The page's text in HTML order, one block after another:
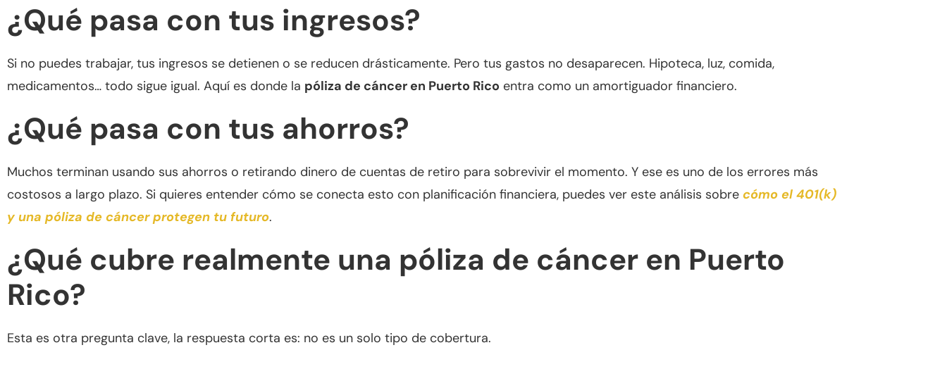
¿Qué pasa con tus ingresos?
Si no puedes trabajar, tus ingresos se detienen o se reducen drásticamente. Pero tus gastos no desaparecen. Hipoteca, luz, comida,
medicamentos… todo sigue igual. Aquí es donde la póliza de cáncer en Puerto Rico entra como un amortiguador financiero.
¿Qué pasa con tus ahorros?
Muchos terminan usando sus ahorros o retirando dinero de cuentas de retiro para sobrevivir el momento. Y ese es uno de los errores más
costosos a largo plazo. Si quieres entender cómo se conecta esto con planificación financiera, puedes ver este análisis sobre cómo el 401(k)
y una póliza de cáncer protegen tu futuro.
¿Qué cubre realmente una póliza de cáncer en Puerto
Rico?
Esta es otra pregunta clave, la respuesta corta es: no es un solo tipo de cobertura.